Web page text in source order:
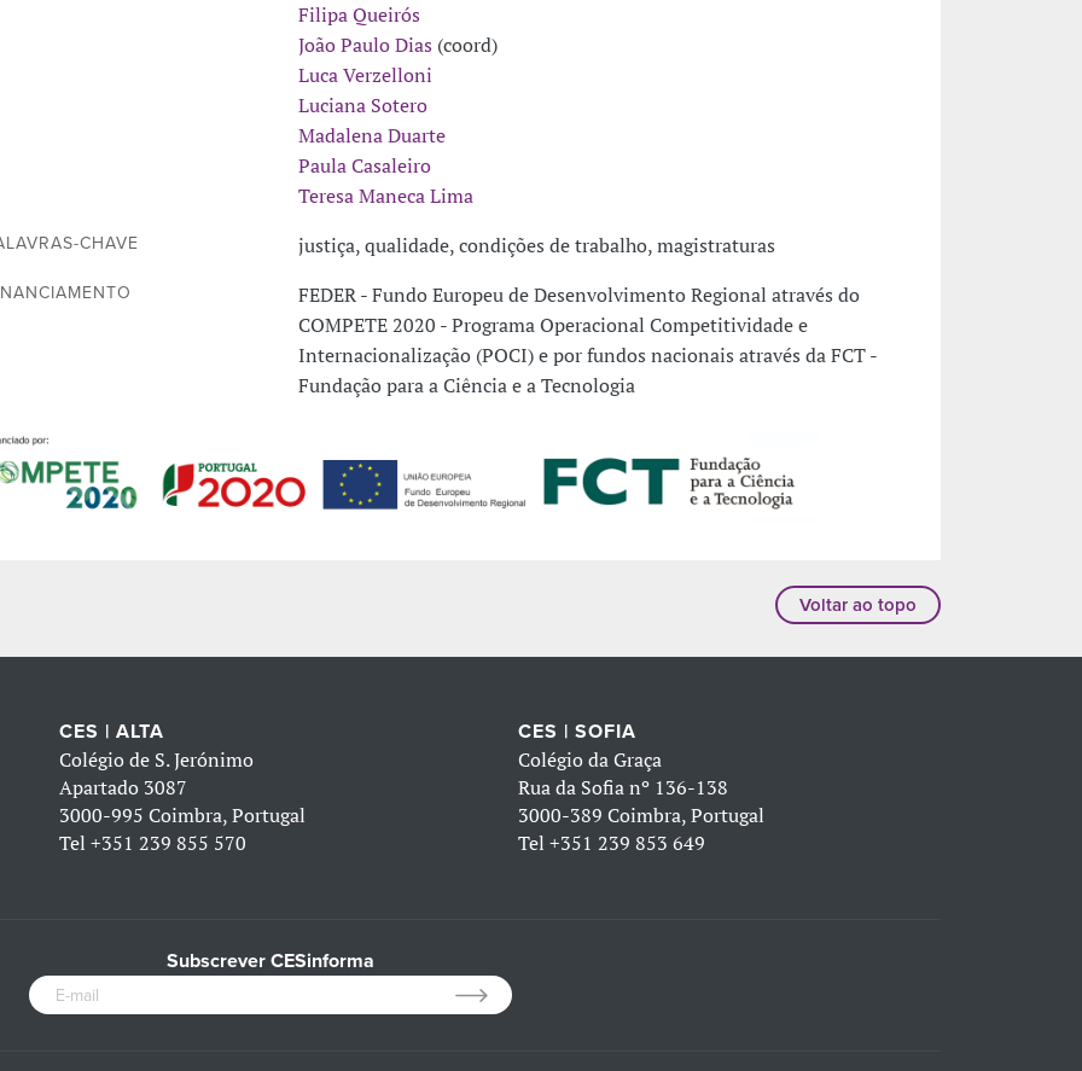
Filipa Queirós
João Paulo Dias (coord)
Luca Verzelloni
Luciana Sotero
Madalena Duarte
Paula Casaleiro
Teresa Maneca Lima
CHAVE justiça, qualidade, condições de trabalho, magistraturas
FEDER - Fundo Europeu de Desenvolvimento Regional através do
COMPETE 2020 - Programa Operacional Competitividade e
Internacionalização (POCI) e por fundos nacionais através da FCT -
Fundação para a Ciência e a Tecnologia
Voltar ao topo
CES | ALTA
Colégio de S. Jerónimo
Apartado 3087
3000-995 Coimbra, Portugal
Tel+351 239 855 570
CES | SOFIA
Colégio da Graça
Rua da Sofia nº 136-138
3000-389 Coimbra, Portugal
Tel +351 239 853 649
Subscrever CESinforma